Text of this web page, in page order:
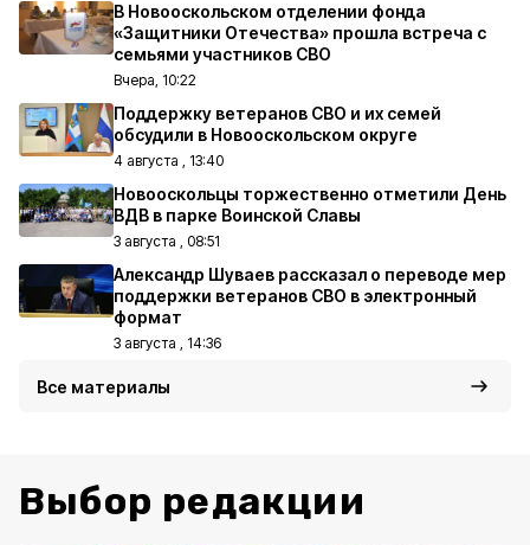
В Новооскольском отделении фонда
«Защитники Отечества» прошла встреча с
семьями участников СВО
Вчера, 10:22
Поддержку ветеранов СВО и их семей
обсудили в Новооскольском округе
4 августа , 13:40
Новооскольцы торжественно отметили День
ВДВ в парке Воинской Славы
3 августа , 08:51
Александр Шуваев рассказал о переводе мер
поддержки ветеранов СВО в электронный
формат
3 августа , 14:36
Все материалы
Выбор редакции